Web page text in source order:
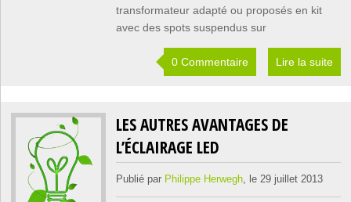
transformateur adapté ou proposés en kit
avec des spots suspendus sur
0 Commentaire Lire la suite
LES AUTRES AVANTAGES DE
L’ÉCLAIRAGE LED
Publié par Philippe Herwegh, le 29 juillet 2013